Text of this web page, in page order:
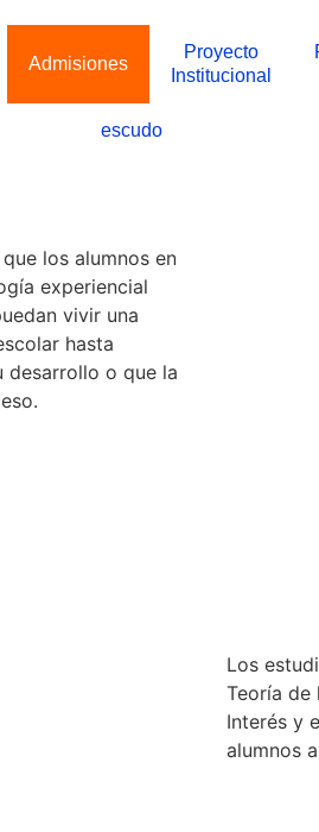
Admisiones
Proyecto
Institucional
escudo
los alumnos en
experiencial
vivir una
hasta
desarrollo o que la
Los
Teoría de
Interés y
alumnos